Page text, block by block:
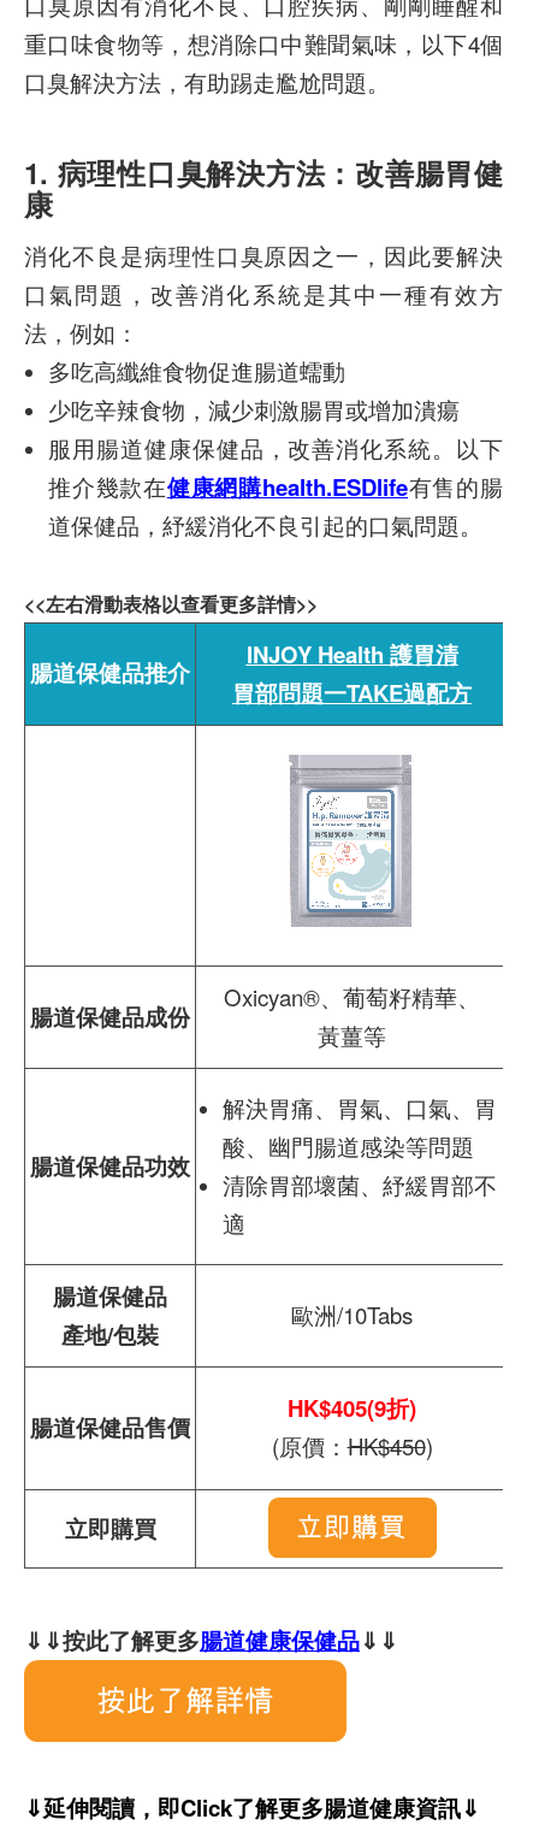
重口味食物等，想消除口中難聞氣味，以下4個
口臭解決方法，有助踢走尷尬問題。
1. 病理性口臭解決方法：改善腸胃健
康
消化不良是病理性口臭原因之一，因此要解決
口氣問題，改善消化系統是其中一種有效方
法，例如：
多吃高纖維食物促進腸道蠕動
少吃辛辣食物，減少刺激腸胃或增加潰瘍
服用腸道健康保健品，改善消化系統。以下
推介幾款在健康網購health.ESDlife有售的腸
道保健品，紓緩消化不良引起的口氣問題。
<<左右滑動表格以查看更多詳情>>
腸道保健品推介
INJOY Health 護胃清
胃部問題一TAKE過配方
腸道保健品成份
Oxicyan®、葡萄籽精華、
黃薑等
腸道保健品功效
解決胃痛、胃氣、口氣、胃
酸、幽門腸道感染等問題
清除胃部壞菌、紓緩胃部不
適
腸道保健品
產地/包裝
歐洲/10Tabs
腸道保健品售價
HK$405(9折)
(原價：HK$450)
立即購買
⇓⇓按此了解更多腸道健康保健品⇓⇓
⇓延伸閱讀，即Click了解更多腸道健康資訊⇓